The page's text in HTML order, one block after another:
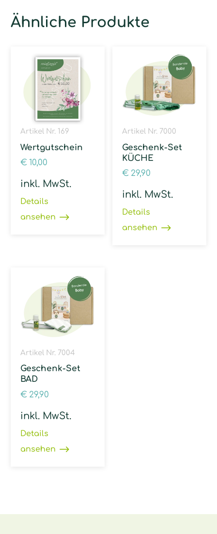
Ähnliche Produkte
Artikel Nr. 169
Wertgutschein
€ 10,00
inkl. MwSt.
Details
ansehen
Artikel Nr. 7000
Geschenk-Set
KÜCHE
€ 29,90
inkl. MwSt.
Details
ansehen
Artikel Nr. 7004
Geschenk-Set
BAD
€ 29,90
inkl. MwSt.
Details
ansehen